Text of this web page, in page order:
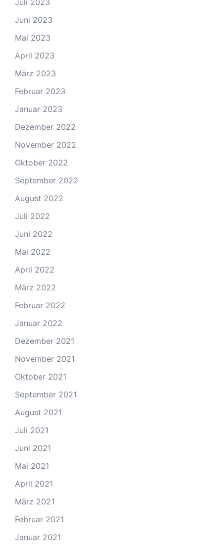
Juni 2023
Mai 2023
April 2023
März 2023
Februar 2023
Januar 2023
Dezember 2022
November 2022
Oktober 2022
September 2022
August 2022
Juli 2022
Juni 2022
Mai 2022
April 2022
März 2022
Februar 2022
Januar 2022
Dezember 2021
November 2021
Oktober 2021
September 2021
August 2021
Juli 2021
Juni 2021
Mai 2021
April 2021
März 2021
Februar 2021
Januar 2021